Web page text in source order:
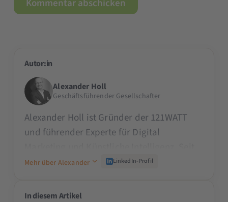
Autor:in
Alexander Holl
Geschäftsführender Gesellschafter
Alexander Holl ist Gründer der 121WATT
und führender Experte für Digital
den 90er Jahren prägt er die Branche und
TÜV, ADAC oder Mercedes Benz. Als Dozent
Mehr über Alexander LinkedIn-Profil
In diesem Artikel